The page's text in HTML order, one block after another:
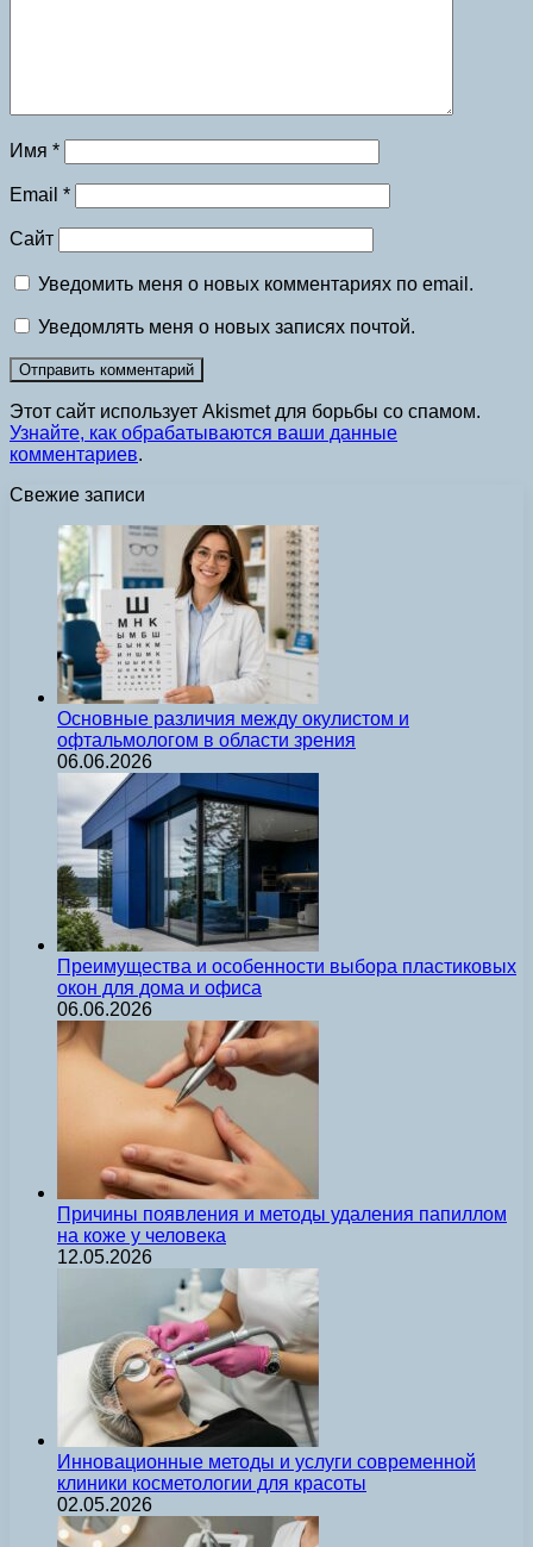
Имя *
Email *
Сайт
Уведомить меня о новых комментариях по email.
Уведомлять меня о новых записях почтой.
Этот сайт использует Akismet для борьбы со спамом.
Узнайте, как обрабатываются ваши данные
комментариев.
Свежие записи
Основные различия между окулистом и
офтальмологом в области зрения
06.06.2026
Преимущества и особенности выбора пластиковых
окон для дома и офиса
06.06.2026
Причины появления и методы удаления папиллом
на коже у человека
12.05.2026
Инновационные методы и услуги современной
клиники косметологии для красоты
02.05.2026